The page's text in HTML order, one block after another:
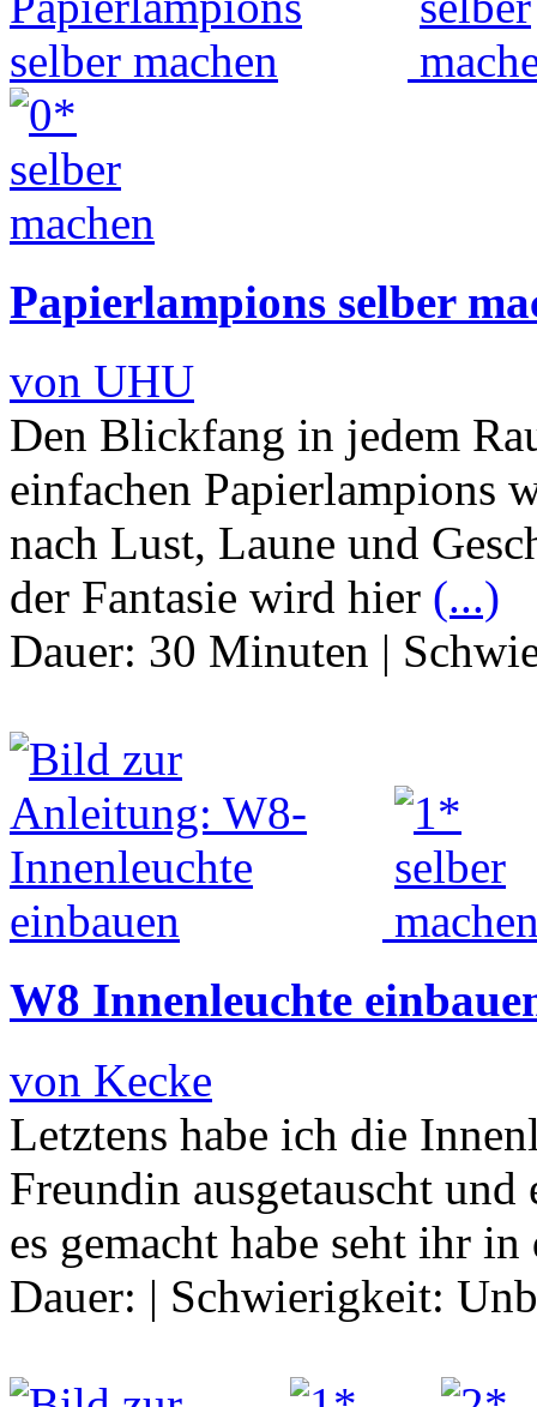
Papierlampions selber
von UHU
Den Blickfang in jedem
einfachen Papierlampions
nach Lust, Laune und
der Fantasie wird hier (...)
Dauer: 30 Minuten |
W8 Innenleuchte
von Kecke
Letztens habe ich die
Freundin ausgetauscht
es gemacht habe seht ihr
Dauer: | Schwierigkeit: